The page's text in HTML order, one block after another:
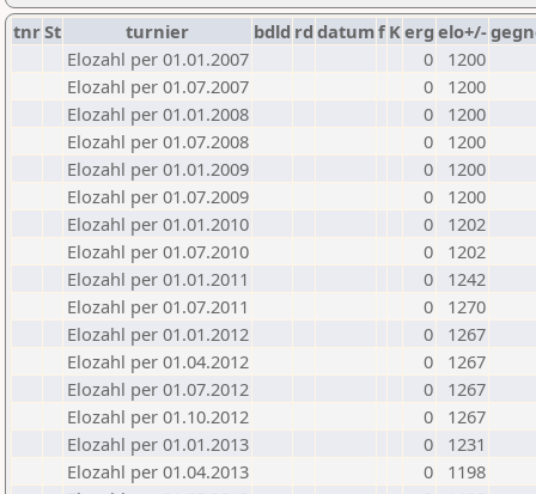
tnrSt turnier bdld rd datumf Kerg elo+/-
Elozahl per 01.01.2007
0
1200
Elozahl per 01.07.2007
0
1200
Elozahl per 01.01.2008
0
1200
Elozahl per 01.07.2008
0
1200
Elozahl per 01.01.2009
0
1200
Elozahl per 01.07.2009
0
1200
Elozahl per 01.01.2010
0
1202
Elozahl per 01.07.2010
0
1202
Elozahl per 01.01.2011
0
1242
Elozahl per 01.07.2011
0
1270
Elozahl per 01.01.2012
0
1267
Elozahl per 01.04.2012
0
1267
Elozahl per 01.07.2012
0
1267
Elozahl per 01.10.2012
0
1267
Elozahl per 01.01.2013
0
1231
Elozahl per 01.04.2013
0
1198